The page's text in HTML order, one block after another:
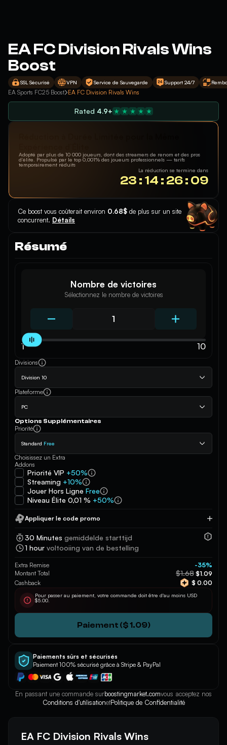
EA FC Division Rivals Wins
Boost
SSL Sécurisé VPN Service de Sauvegarde Support 24/7
EA Sports FC25 Boost EA FC Division Rivals Wins
Rated 4.9+
Adopté par plus de 10 000 joueurs, dont des streamers de renom et des pros
d’élite. Propulsé par le top 0,001% des joueurs professionnels — tarifs
temporairement réduits
La réduction se termine dans
23 : 14 : 26 : 08
Ce boost vous coûterait environ 0.68$ de plus sur un site
concurrent. Détails
Résumé
Nombre de victoires
Sélectionnez le nombre de victoires
1 10
Divisions
Division 10
Plateforme
PC
Options Supplémentaires
Priorité
Standard Free
Choisissez un Extra
Addons
Priorité VIP +50%
Streaming +10%
Jouer Hors Ligne Free
Niveau Élite 0,01 % +50%
Appliquer le code promo
30 Minutes gemiddelde starttijd
1 hour voltooiing van de bestelling
Extra Remise
-35%
Montant Total
$1.68 $1.09
Cashback
$ 0.00
Pour passer au paiement, votre commande doit être d'au moins USD
$5.00.
Paiement ($ 1.09)
Paiements sûrs et sécurisés
Paiement 100% sécurisé grâce à Stripe & PayPal
En passant une commande surboostingmarket.comvous acceptez nos
Conditions d'utilisationetPolitique de Confidentialité
EA FC Division Rivals Wins